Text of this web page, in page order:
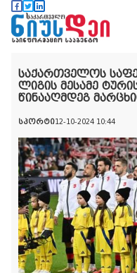
საქართველოს
ლიგის მესამე
წინააღმდეგ
სპორტი12-10-2024 10:44